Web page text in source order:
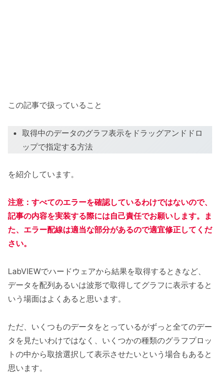
この記事で扱っていること
取得中のデータのグラフ表示をドラッグアンドドロ
ップで指定する方法
を紹介しています。
注意：すべてのエラーを確認しているわけではないので、
記事の内容を実装する際には自己責任でお願いします。ま
た、エラー配線は適当な部分があるので適宜修正してくだ
さい。
LabVIEWでハードウェアから結果を取得するときなど、
データを配列あるいは波形で取得してグラフに表示すると
いう場面はよくあると思います。
ただ、いくつものデータをとっているがずっと全てのデー
タを見たいわけではなく、いくつかの種類のグラフプロッ
トの中から取捨選択して表示させたいという場合もあると
思います。